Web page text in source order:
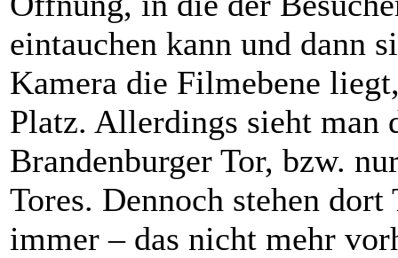
eintauchen kann und dann
Kamera die Filmebene
Platz. Allerdings sieht man
Brandenburger Tor, bzw.
Tores. Dennoch stehen
immer – das nicht mehr